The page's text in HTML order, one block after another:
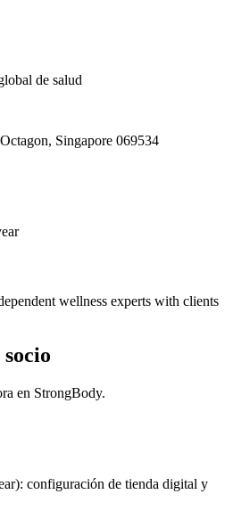
de salud
Singapore 069534
wellness experts with clients
en StrongBody.
configuración de tienda digital y